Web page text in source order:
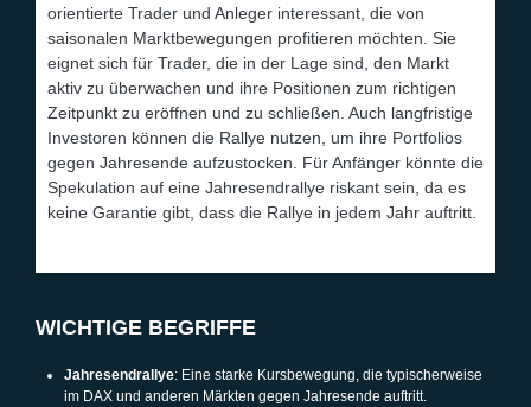
orientierte Trader und Anleger interessant, die von
saisonalen Marktbewegungen profitieren möchten. Sie
eignet sich für Trader, die in der Lage sind, den Markt
aktiv zu überwachen und ihre Positionen zum richtigen
Zeitpunkt zu eröffnen und zu schließen. Auch langfristige
Investoren können die Rallye nutzen, um ihre Portfolios
gegen Jahresende aufzustocken. Für Anfänger könnte die
Spekulation auf eine Jahresendrallye riskant sein, da es
keine Garantie gibt, dass die Rallye in jedem Jahr auftritt.
WICHTIGE BEGRIFFE
Jahresendrallye: Eine starke Kursbewegung, die typischerweise
im DAX und anderen Märkten gegen Jahresende auftritt.